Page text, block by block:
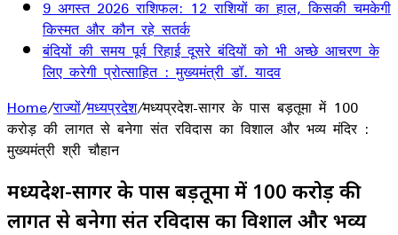
9 अगस्त 2026 राशिफल: 12 राशियों का हाल, किसकी चमकेगी
किस्मत और कौन रहे सतर्क
बंदियों की समय पूर्व रिहाई दूसरे बंदियों को भी अच्छे आचरण के
लिए करेगी प्रोत्साहित : मुख्यमंत्री डॉ. यादव
Home/राज्यों/मध्यप्रदेश/मध्यप्रदेश-सागर के पास बड़तूमा में 100
करोड़ की लागत से बनेगा संत रविदास का विशाल और भव्य मंदिर :
मुख्यमंत्री श्री चौहान
मध्यप्रदेश-सागर के पास बड़तूमा में 100 करोड़ की
लागत से बनेगा संत रविदास का विशाल और भव्य